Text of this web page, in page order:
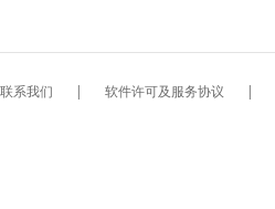
联系我们 | 软件许可及服务协议 |